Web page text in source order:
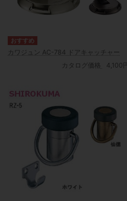
カワジュン AC-784 ドアキャッチャー
カタログ価格
4,100円